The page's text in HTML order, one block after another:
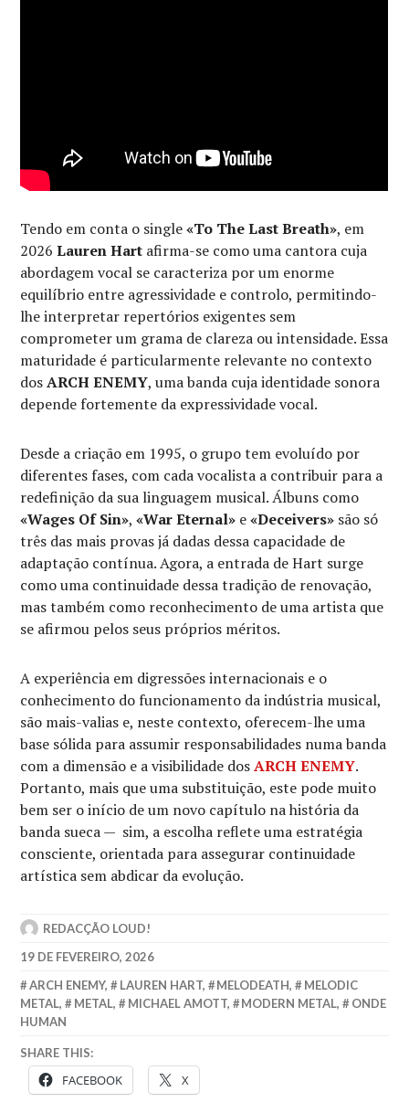
Tendo em conta o single«To The Last Breath», em
2026Lauren Hart afirma-se como uma cantora cuja
abordagem vocal se caracteriza por um enorme
equilíbrio entre agressividade e controlo, permitindo-
lhe interpretar repertórios exigentes sem
comprometer um grama de clareza ou intensidade. Essa
maturidade é particularmente relevante no contexto
dosARCH ENEMY, uma banda cuja identidade sonora
depende fortemente da expressividade vocal.
Desde a criação em 1995, o grupo tem evoluído por
diferentes fases, com cada vocalista a contribuir para a
redefinição da sua linguagem musical. Álbuns como
«Wages Of Sin»,«War Eternal» e«Deceivers» são só
três das mais provas já dadas dessa capacidade de
adaptação contínua. Agora, a entrada de Hart surge
como uma continuidade dessa tradição de renovação,
mas também como reconhecimento de uma artista que
se afirmou pelos seus próprios méritos.
A experiência em digressões internacionais e o
conhecimento do funcionamento da indústria musical,
são mais-valias e, neste contexto, oferecem-lhe uma
base sólida para assumir responsabilidades numa banda
com a dimensão e a visibilidade dosARCH ENEMY.
Portanto, mais que uma substituição, este pode muito
bem ser o início de um novo capítulo na história da
banda sueca — sim, a escolha reflete uma estratégia
consciente, orientada para assegurar continuidade
artística sem abdicar da evolução.
REDACÇÃO LOUD!
19 DE FEVEREIRO, 2026
ARCH ENEMY, LAUREN HART, MELODEATH,
MELODIC
METAL, METAL, MICHAEL AMOTT, MODERN METAL,
ONDE
HUMAN
SHARE THIS:
FACEBOOK X